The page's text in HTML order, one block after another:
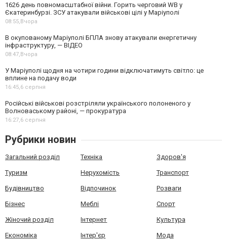
1626 день повномасштабної війни. Горить черговий WB у
Єкатеринбурзі. ЗСУ атакували військові цілі у Маріуполі
08:55,Вчора
В окупованому Маріуполі БПЛА знову атакували енергетичну
інфраструктуру, — ВІДЕО
08:47,Вчора
У Маріуполі щодня на чотири години відключатимуть світло: це
вплине на подачу води
16:45,6 серпня
Російські військові розстріляли українського полоненого у
Волноваському районі, — прокуратура
16:27,6 серпня
Рубрики новин
Загальний розділ Техніка Здоров'я
Туризм Нерухомість Транспорт
Будівництво Відпочинок Розваги
Бізнес Меблі Спорт
Жіночий розділ Інтернет Культура
Економіка Інтер'єр Мода